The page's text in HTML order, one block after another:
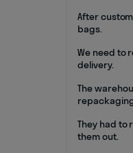
After
bags.
We need to
delivery.
The
They had
them out.